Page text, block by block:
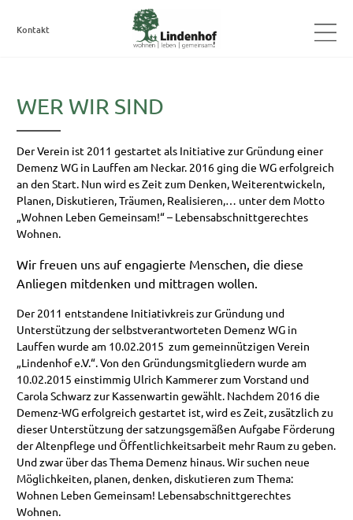
Navigation
Kontakt
WER WIR SIND
Der Verein ist 2011 gestartet als Initiative zur Gründung einer
Demenz WG in Lauffen am Neckar. 2016 ging die WG erfolgreich
an den Start. Nun wird es Zeit zum Denken, Weiterentwickeln,
Planen, Diskutieren, Träumen, Realisieren,… unter dem Motto
„Wohnen Leben Gemeinsam!“ – Lebensabschnittgerechtes
Wohnen.
Wir freuen uns auf engagierte Menschen, die diese
Anliegen mitdenken und mittragen wollen.
Der 2011 entstandene Initiativkreis zur Gründung und
Unterstützung der selbstverantworteten Demenz WG in
Lauffen wurde am 10.02.2015 zum gemeinnützigen Verein
„Lindenhof e.V.“. Von den Gründungsmitgliedern wurde am
10.02.2015 einstimmig Ulrich Kammerer zum Vorstand und
Carola Schwarz zur Kassenwartin gewählt. Nachdem 2016 die
Demenz-WG erfolgreich gestartet ist, wird es Zeit, zusätzlich zu
dieser Unterstützung der satzungsgemäßen Aufgabe Förderung
der Altenpflege und Öffentlichkeitsarbeit mehr Raum zu geben.
Und zwar über das Thema Demenz hinaus. Wir suchen neue
Möglichkeiten, planen, denken, diskutieren zum Thema:
Wohnen Leben Gemeinsam! Lebensabschnittgerechtes
Wohnen.